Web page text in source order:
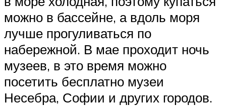
можно в бассейне, а вдоль моря
лучше прогуливаться по
набережной. В мае проходит ночь
музеев, в это время можно
посетить бесплатно музеи
Несебра, Софии и других городов.